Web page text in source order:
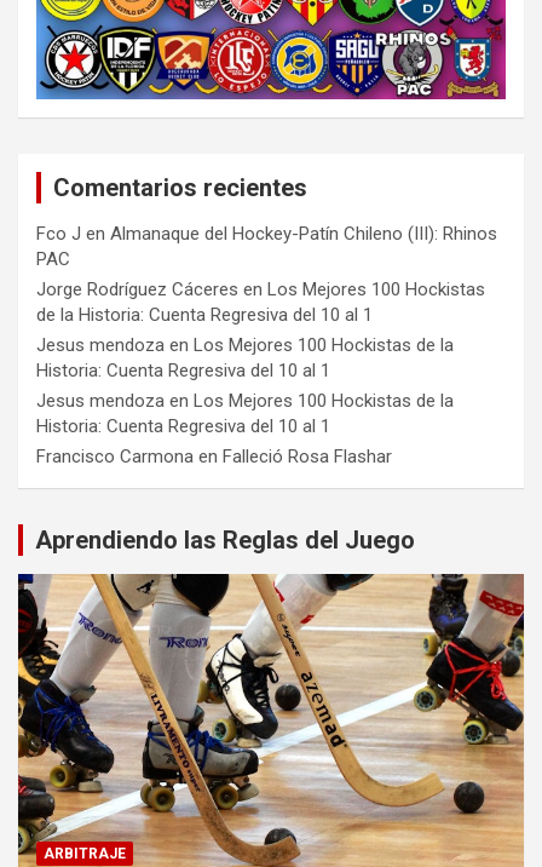
Comentarios recientes
Fco J en Almanaque del Hockey-Patín Chileno (III): Rhinos
PAC
Jorge Rodríguez Cáceres en Los Mejores 100 Hockistas
de la Historia: Cuenta Regresiva del 10 al 1
Jesus mendoza en Los Mejores 100 Hockistas de la
Historia: Cuenta Regresiva del 10 al 1
Jesus mendoza en Los Mejores 100 Hockistas de la
Historia: Cuenta Regresiva del 10 al 1
Francisco Carmona en Falleció Rosa Flashar
Aprendiendo las Reglas del Juego
ARBITRAJE